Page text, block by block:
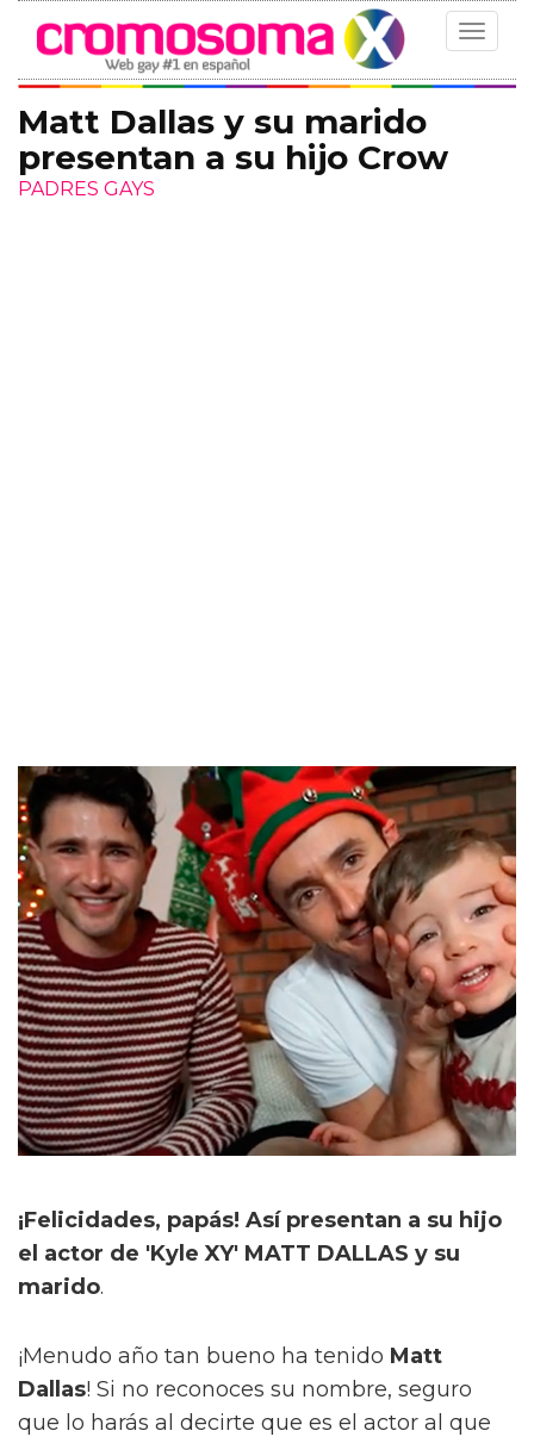
Toggle
Matt Dallas y su marido
presentan a su hijo Crow
PADRES GAYS
¡Felicidades, papás! Así presentan a su hijo
el actor de 'Kyle XY' MATT DALLAS y su
marido.
¡Menudo año tan bueno ha tenido Matt
Dallas! Si no reconoces su nombre, seguro
que lo harás al decirte que es el actor al que